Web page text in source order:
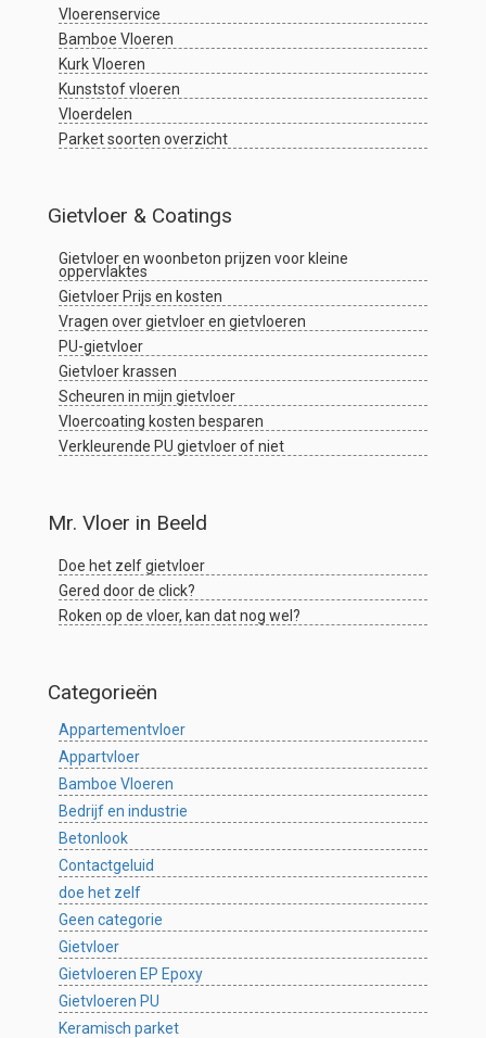
Vloerenservice
Bamboe Vloeren
Kurk Vloeren
Kunststof vloeren
Vloerdelen
Parket soorten overzicht
Gietvloer & Coatings
Gietvloer en woonbeton prijzen voor kleine
oppervlaktes
Gietvloer Prijs en kosten
Vragen over gietvloer en gietvloeren
PU-gietvloer
Gietvloer krassen
Scheuren in mijn gietvloer
Vloercoating kosten besparen
Verkleurende PU gietvloer of niet
Mr. Vloer in Beeld
Doe het zelf gietvloer
Gered door de click?
Roken op de vloer, kan dat nog wel?
Categorieën
Appartementvloer
Appartvloer
Bamboe Vloeren
Bedrijf en industrie
Betonlook
Contactgeluid
doe het zelf
Geen categorie
Gietvloer
Gietvloeren EP Epoxy
Gietvloeren PU
Keramisch parket